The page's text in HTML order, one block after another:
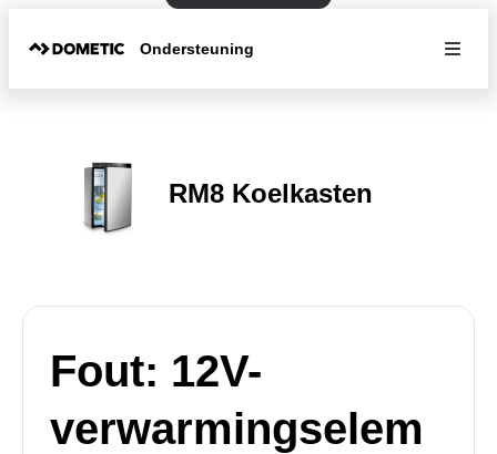
Ondersteuning
RM8 Koelkasten
Fout: 12V-
verwarmingselem